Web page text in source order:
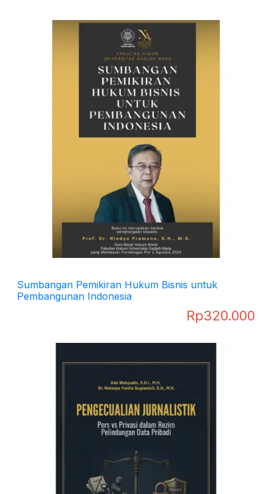
Sumbangan Pemikiran Hukum Bisnis untuk
Pembangunan Indonesia
Rp320.000